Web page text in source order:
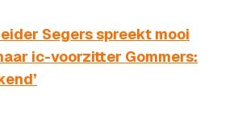
Segers spreekt mooi
ic-voorzitter Gommers: